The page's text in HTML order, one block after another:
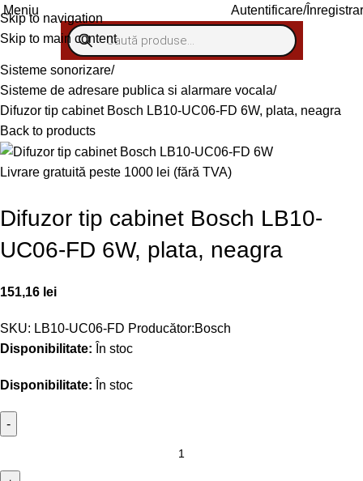
Skip to navigation
Skip to main content
Meniu Autentificare/
Sisteme sonorizare
Sisteme de adresare publica si alarmare vocala
Difuzor tip cabinet Bosch LB10-UC06-FD 6W, plata, neagra
Back to products
Livrare gratuită peste 1000 lei (fără TVA)
Difuzor tip cabinet Bosch LB10-
UC06-FD 6W, plata, neagra
151,16 lei
SKU: LB10-UC06-FD Producător:Bosch
Disponibilitate: În stoc
Disponibilitate: În stoc